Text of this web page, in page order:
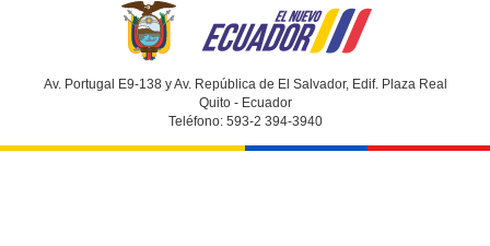
Av. Portugal E9-138 y Av. República de El Salvador, Edif. Plaza Real
Quito - Ecuador
Teléfono: 593-2 394-3940